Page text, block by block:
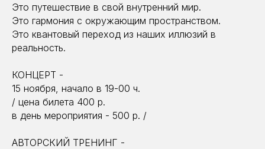
Это путешествие в свой внутренний мир.
Это гармония с окружающим пространством.
Это квантовый переход из наших иллюзий в
реальность.
КОНЦЕРТ -
15 ноября, начало в 19-00 ч.
/ цена билета 400 р.
в день мероприятия - 500 р. /
АВТОРСКИЙ ТРЕНИНГ -